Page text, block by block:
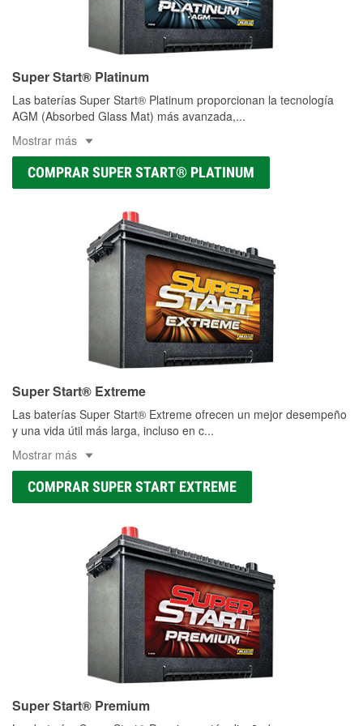
Super Start® Platinum
Las baterías Super Start® Platinum proporcionan la tecnología
AGM (Absorbed Glass Mat) más avanzada,...
Mostrar más
COMPRAR SUPER START® PLATINUM
Super Start® Extreme
Las baterías Super Start® Extreme ofrecen un mejor desempeño
y una vida útil más larga, incluso en c...
Mostrar más
COMPRAR SUPER START EXTREME
Super Start® Premium